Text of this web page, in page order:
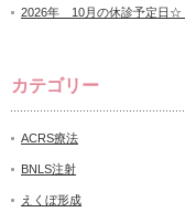
2026年 10月の休診予定日☆
カテゴリー
ACRS療法
BNLS注射
えくぼ形成